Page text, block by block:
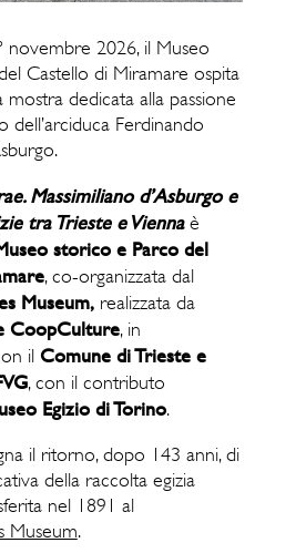
novembre 2026, il Museo
Castello di Miramare ospita
mostra dedicata alla passione
dell’arciduca Ferdinando
.
Massimiliano d’Asburgo e
tra Trieste e Vienna è
storico e Parco del
, co-organizzata dal
Museum,realizzata da
CoopCulture, in
il Comune di Trieste e
, con il contributo
Egizio di Torino.
il ritorno, dopo 143 anni, di
della raccolta egizia
nel 1891 al
Museum.